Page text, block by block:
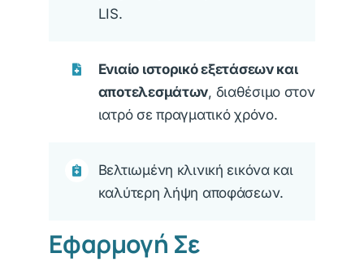
LIS.
Ενιαίο ιστορικό εξετάσεων και
αποτελεσμάτων, διαθέσιμο στον
ιατρό σε πραγματικό χρόνο.
Βελτιωμένη κλινική εικόνα και
καλύτερη λήψη αποφάσεων.
Εφαρμογή Σε